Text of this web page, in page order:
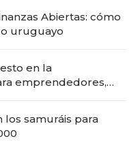
Abiertas: cómo
uruguayo
en la
emprendedores,
los samuráis para